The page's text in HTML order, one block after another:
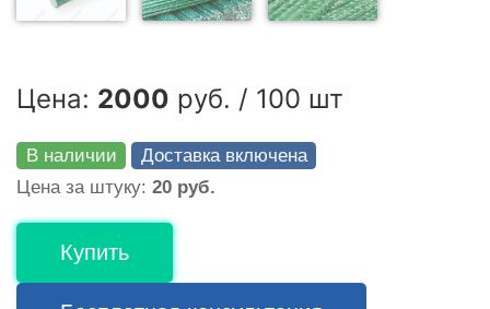
Цена: 2000 руб. / 100 шт
В наличии
Доставка включена
Цена за штуку: 20 руб.
Купить